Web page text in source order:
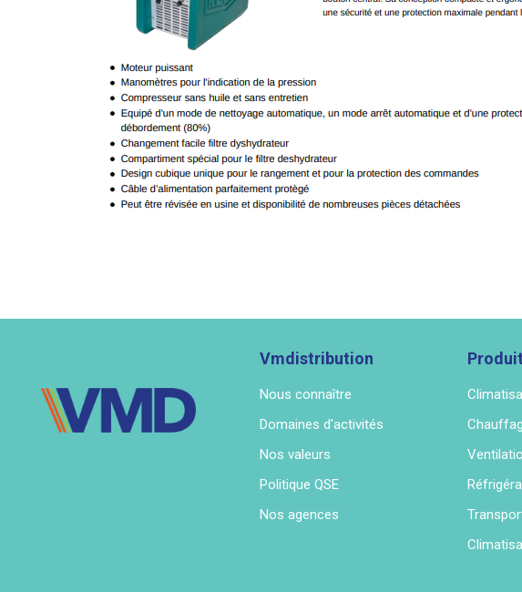
Vmdistribution
Nous connaître
Domaines d'activités
Nos valeurs
Politique QSE
Nos agences